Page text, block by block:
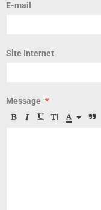
E-mail
Site Internet
Message